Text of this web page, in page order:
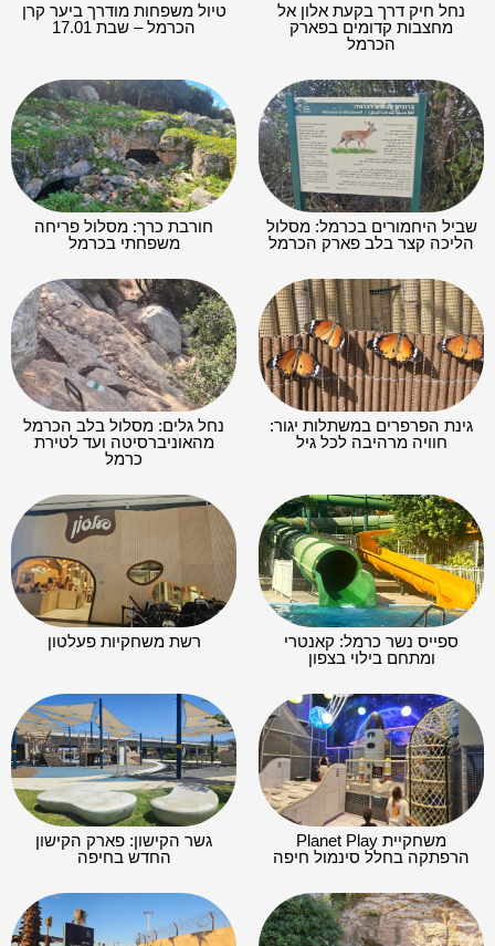
נחל חיק דרך בקעת אלון אל
מחצבות קדומים בפארק
הכרמל
טיול משפחות מודרך ביער קרן
הכרמל – שבת 17.01
שביל היחמורים בכרמל: מסלול
הליכה קצר בלב פארק הכרמל
חורבת כרך: מסלול פריחה
משפחתי בכרמל
גינת הפרפרים במשתלות יגור:
חוויה מרהיבה לכל גיל
נחל גלים: מסלול בלב הכרמל
מהאוניברסיטה ועד לטירת
כרמל
ספייס נשר כרמל: קאנטרי
ומתחם בילוי בצפון
רשת משחקיות פעלטון
משחקיית Planet Play
הרפתקה בחלל סינמול חיפה
גשר הקישון: פארק הקישון
החדש בחיפה